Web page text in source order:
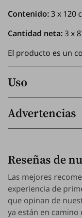
Contenido:3 x 120
Cantidad neta:3 x
El producto es un
Uso
Advertencias
Reseñas de
Las mejores
experiencia de
que opinan de
ya están en camino